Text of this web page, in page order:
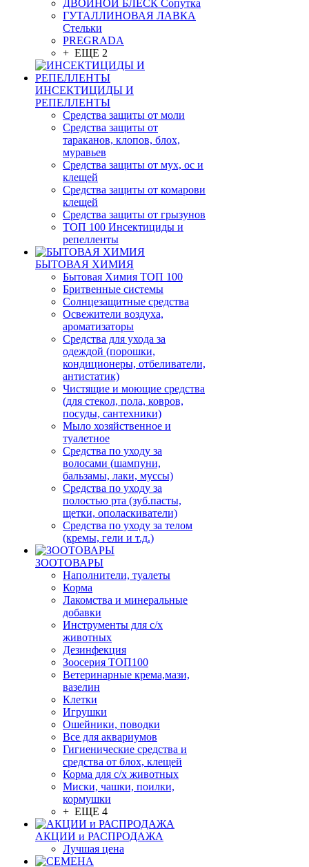
ДВОЙНОЙ БЛЕСК Сопутка
ГУТАЛЛИНОВАЯ ЛАВКА
Стельки
PREGRADA
+ ЕЩЕ 2
ИНСЕКТИЦИДЫ И
РЕПЕЛЛЕНТЫ
Средства защиты от моли
Средства защиты от
тараканов, клопов, блох,
муравьев
Средства защиты от мух, ос и
клещей
Средства защиты от комарови
клещей
Средства защиты от грызунов
ТОП 100 Инсектициды и
репелленты
БЫТОВАЯ ХИМИЯ
Бытовая Химия ТОП 100
Бритвенные системы
Солнцезащитные средства
Освежители воздуха,
ароматизаторы
Средства для ухода за
одеждой (порошки,
кондиционеры, отбеливатели,
антистатик)
Чистящие и моющие средства
(для стекол, пола, ковров,
посуды, сантехники)
Мыло хозяйственное и
туалетное
Средства по уходу за
волосами (шампуни,
бальзамы, лаки, муссы)
Средства по уходу за
полостью рта (зуб.пасты,
щетки, ополаскиватели)
Средства по уходу за телом
(кремы, гели и т.д.)
ЗООТОВАРЫ
Наполнители, туалеты
Корма
Лакомства и минеральные
добавки
Инструменты для с/х
животных
Дезинфекция
Зоосерия ТОП100
Ветеринарные крема,мази,
вазелин
Клетки
Игрушки
Ошейники, поводки
Все для аквариумов
Гигиенические средства и
средства от блох, клещей
Корма для с/х животных
Миски, чашки, поилки,
кормушки
+ ЕЩЕ 4
АКЦИИ и РАСПРОДАЖА
Лучшая цена